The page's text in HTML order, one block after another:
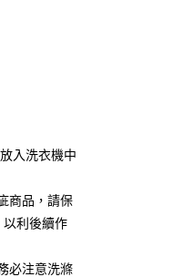
入洗衣機中
商品，請保
以利後續作
必注意洗滌